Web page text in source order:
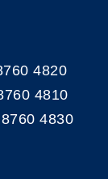
4820
4810
4830